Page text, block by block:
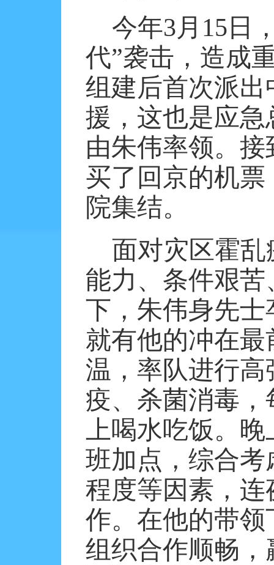
今年3月 15 日
代”袭击，造成
组建后首次派
援，这也是应
由朱伟率领。
买了回京的机
院集结。
面对灾区霍
能力、条件艰
下，朱伟身先
就有他的冲在
温，率队进行
疫、杀菌消毒
上喝水吃饭。
班加点，综合
程度等因素，
作。在他的带
组织合作顺畅